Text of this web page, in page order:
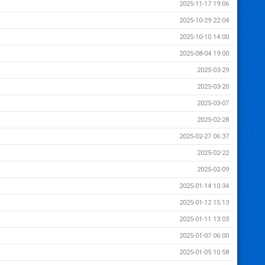
2025-11-17 19:06
2025-10-29 22:04
2025-10-10 14:00
2025-08-04 19:00
2025-03-29
2025-03-20
2025-03-07
2025-02-28
2025-02-27 06:37
2025-02-22
2025-02-09
2025-01-14 10:34
2025-01-12 15:13
2025-01-11 13:03
2025-01-07 06:00
2025-01-05 10:58